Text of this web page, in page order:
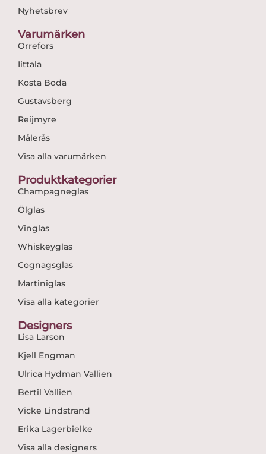
Nyhetsbrev
Varumärken
Orrefors
Iittala
Kosta Boda
Gustavsberg
Reijmyre
Målerås
Visa alla varumärken
Produktkategorier
Champagneglas
Ölglas
Vinglas
Whiskeyglas
Cognagsglas
Martiniglas
Visa alla kategorier
Designers
Lisa Larson
Kjell Engman
Ulrica Hydman Vallien
Bertil Vallien
Vicke Lindstrand
Erika Lagerbielke
Visa alla designers